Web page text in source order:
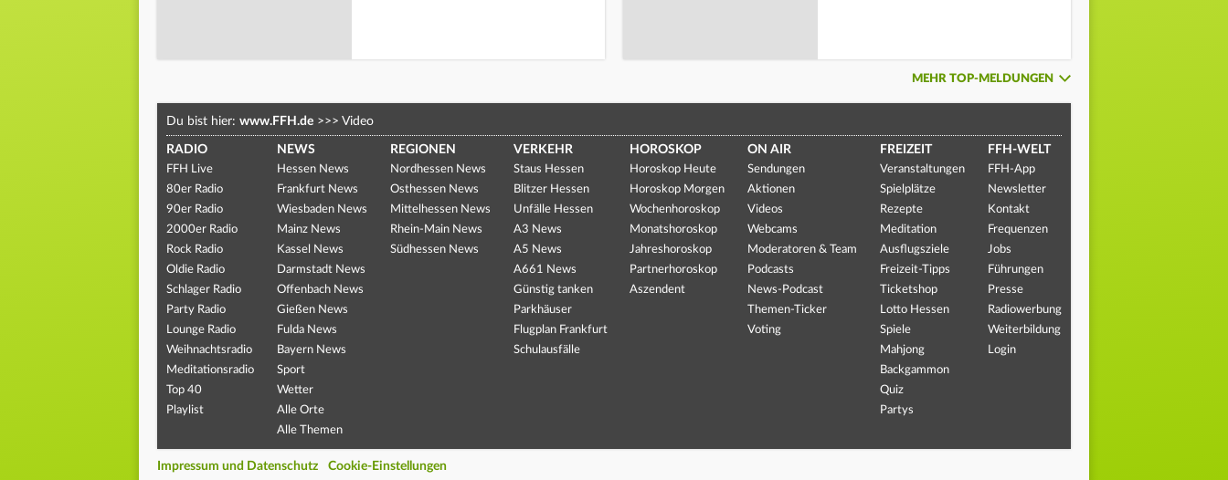
MEHR TOP-MELDUNGEN
Du bist hier: www.FFH.de >>> Video
RADIO
FFH Live
80er Radio
90er Radio
2000er Radio
Rock Radio
Oldie Radio
Schlager Radio
Party Radio
Lounge Radio
Weihnachtsradio
Meditationsradio
Top 40
Playlist
NEWS
Hessen News
Frankfurt News
Wiesbaden News
Mainz News
Kassel News
Darmstadt News
Offenbach News
Gießen News
Fulda News
Bayern News
Sport
Wetter
Alle Orte
Alle Themen
REGIONEN
Nordhessen News
Osthessen News
Mittelhessen News
Rhein-Main News
Südhessen News
VERKEHR
Staus Hessen
Blitzer Hessen
Unfälle Hessen
A3 News
A5 News
A661 News
Günstig tanken
Parkhäuser
Flugplan Frankfurt
Schulausfälle
HOROSKOP
Horoskop Heute
Horoskop Morgen
Wochenhoroskop
Monatshoroskop
Jahreshoroskop
Partnerhoroskop
Aszendent
ON AIR
Sendungen
Aktionen
Videos
Webcams
Moderatoren & Team
Podcasts
News-Podcast
Themen-Ticker
Voting
FREIZEIT
Veranstaltungen
Spielplätze
Rezepte
Meditation
Ausflugsziele
Freizeit-Tipps
Ticketshop
Lotto Hessen
Spiele
Mahjong
Backgammon
Quiz
Partys
FFH-WELT
FFH-App
Newsletter
Kontakt
Frequenzen
Jobs
Führungen
Presse
Radiowerbung
Weiterbildung
Login
Impressum und Datenschutz Cookie-Einstellungen